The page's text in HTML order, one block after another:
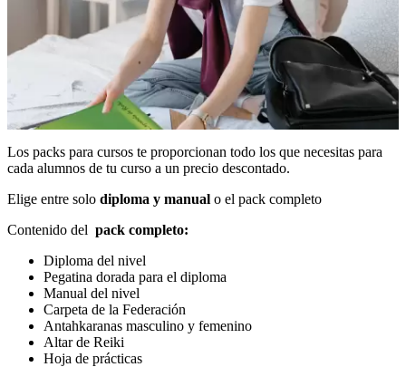
Los packs para cursos te proporcionan todo los que necesitas para
cada alumnos de tu curso a un precio descontado.
Elige entre solo diploma y manual o el pack completo
Contenido del pack completo:
Diploma del nivel
Pegatina dorada para el diploma
Manual del nivel
Carpeta de la Federación
Antahkaranas masculino y femenino
Altar de Reiki
Hoja de prácticas